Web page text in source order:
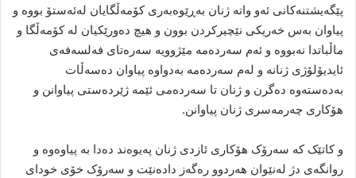
پێگەیشتنەکانی ئەو واتە ژنان بەڕێوەبەری کۆمەڵگایان لەئەستۆ بووە و
پیاوان بەس خەریکی نێچیرکردن بوون و هیچ دەورێکیان لە کۆمەڵگا و
ماڵباتدا نەبووە و ئەم سەردەمە مێژوویە سەرەتای فەلسەفەی
ئایدیۆلۆژی ژنانە و لەم سەردەمە بەدواوە پیاوان دەسەڵات
بەدەستەوە دەگرن و ژنان تا سەردەمی ئێمە ژێردەستی پیاوانن و
هۆکاری چەرمەسری ژنان پیاوانن.
و کاتێک کە سەرۆک هۆکاری ئازدی ژنان پەیوەند دەدا بە پیاوەوە و
روانگەی دژ لەنێوان هەردوو رەگەز دادەنێت و سەرۆک خۆی خودای